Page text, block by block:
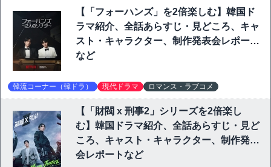
【「フォーハンズ」を2倍楽しむ】韓国ド
ラマ紹介、全話あらすじ・見どころ、キャ
スト・キャラクター、制作発表会レポート
など
韓流コーナー（韓ドラ） 現代ドラマ ロマンス・ラブコメ
【「財閥 x 刑事2」シリーズを2倍楽し
む】韓国ドラマ紹介、全話あらすじ・見ど
ころ、キャスト・キャラクター、制作発表
会レポートなど